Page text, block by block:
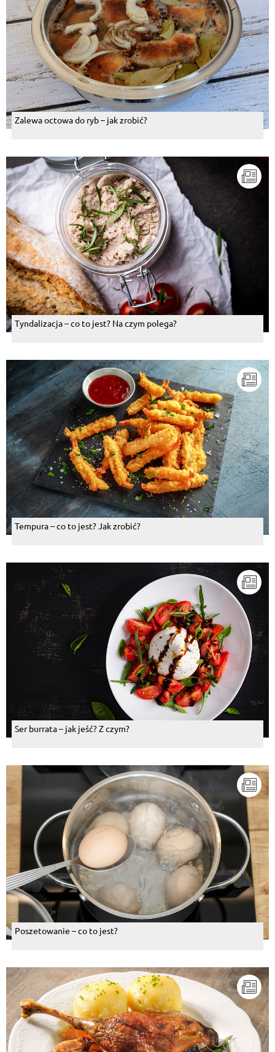
Zalewa octowa do ryb – jak zrobić?
Tyndalizacja – co to jest? Na czym polega?
Tempura – co to jest? Jak zrobić?
Ser burrata – jak jeść? Z czym?
Poszetowanie – co to jest?